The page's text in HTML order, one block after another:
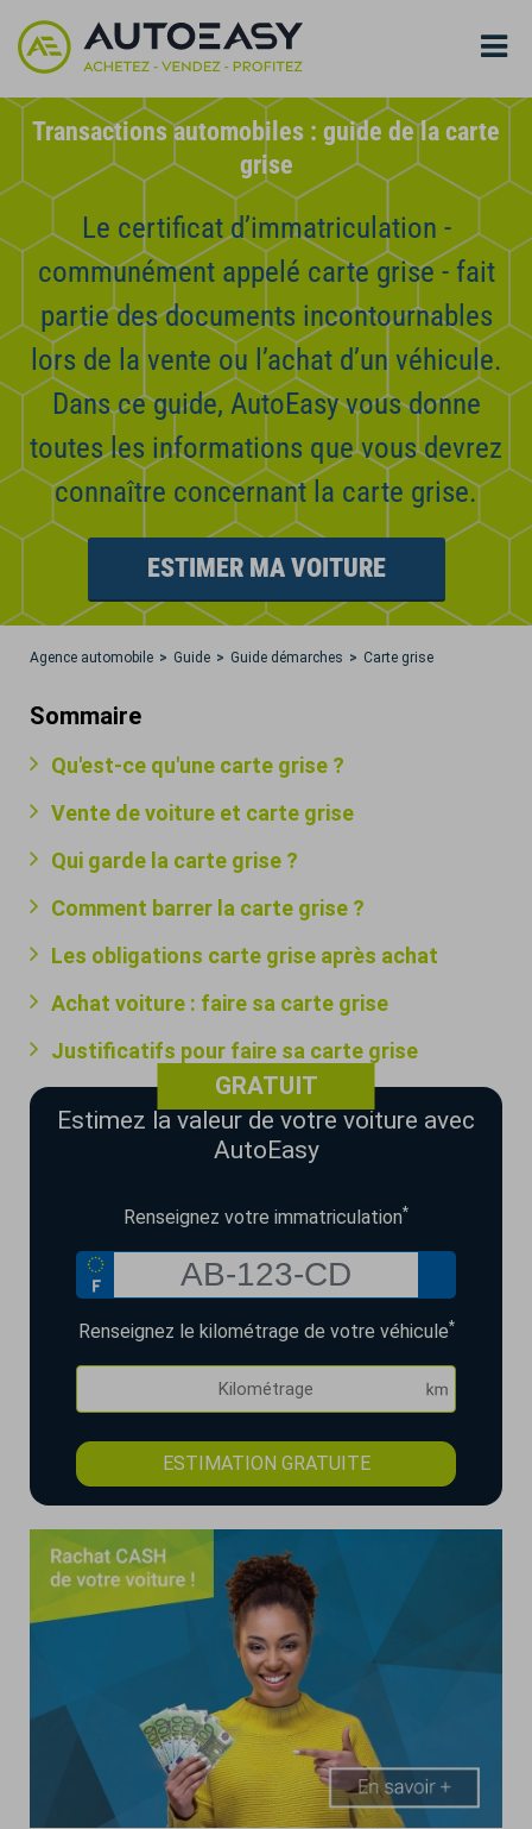
Transactions automobiles : guide de la carte
grise
Le certificat d’immatriculation -
communément appelé carte grise - fait
partie des documents incontournables
lors de la vente ou l’achat d’un véhicule.
Dans ce guide, AutoEasy vous donne
toutes les informations que vous devrez
connaître concernant la carte grise.
ESTIMER MA VOITURE
Agence automobile Guide Guide démarches Carte grise
Sommaire
Qu'est-ce qu'une carte grise ?
Vente de voiture et carte grise
Qui garde la carte grise ?
Comment barrer la carte grise ?
Les obligations carte grise après achat
Achat voiture : faire sa carte grise
Justificatifs pour faire sa carte grise
GRATUIT
Estimez la valeur de votre voiture avec
AutoEasy
Renseignez votre immatriculation*
Renseignez le kilométrage de votre véhicule*
ESTIMATION GRATUITE